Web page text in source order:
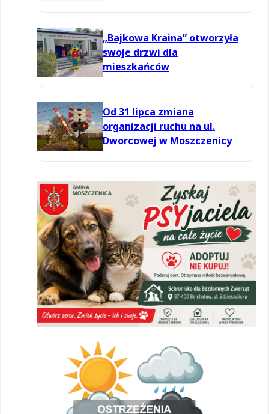
„Bajkowa Kraina” otworzyła
swoje drzwi dla
mieszkańców
Od 31 lipca zmiana
organizacji ruchu na ul.
Dworcowej w Moszczenicy